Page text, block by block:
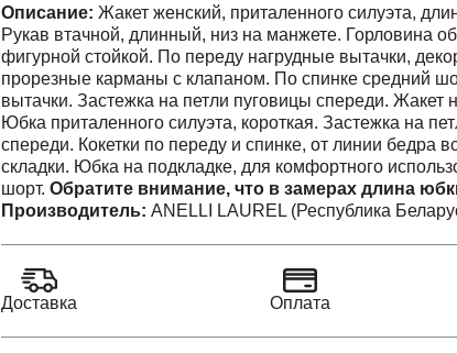
Описание: Жакет женский, приталенного силуэта,
Рукав втачной, длинный, низ на манжете. Горловина
фигурной стойкой. По переду нагрудные вытачки,
прорезные карманы с клапаном. По спинке средний
вытачки. Застежка на петли пуговицы спереди. Жакет
Юбка приталенного силуэта, короткая. Застежка на
спереди. Кокетки по переду и спинке, от линии бедра
складки. Юбка на подкладке, для комфортного
шорт. Обратите внимание, что в замерах длина
учёта длины подкладки.
Жакет: ОГ 92; ОТ 74; ДИ 41.5; ДР 61
Юбка: ОТ 69; ОБ 84; ДИ 31
Жакет: ОГ 96; ОТ 78; ДИ 42; ДР 61
Производитель: ANELLI LAUREL (Республика
Доставка Оплата